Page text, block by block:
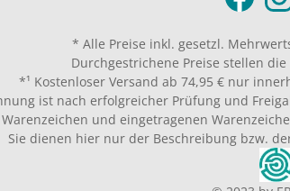
* Alle Preise inkl. gesetzl.
Durchgestrichene Preise stellen
*¹ Kostenloser Versand ab 74,95 € nur
ist nach erfolgreicher Prüfung und
und eingetragenen
Sie dienen hier nur der Beschreibung bzw.